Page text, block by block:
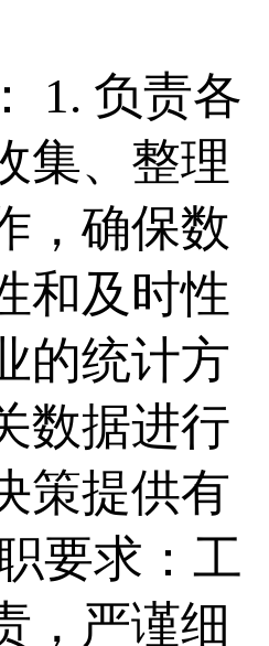
1. 负责各
集、整理
，确保数
和及时性
的统计方
数据进行
策提供有
要求：工
，严谨细